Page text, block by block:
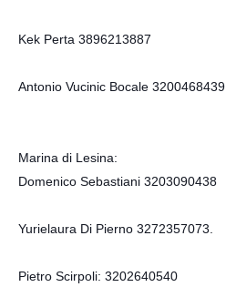
Kek Perta 3896213887
Antonio Vucinic Bocale 3200468439
Marina di Lesina:
Domenico Sebastiani 3203090438
Yurielaura Di Pierno 3272357073.
Pietro Scirpoli: 3202640540